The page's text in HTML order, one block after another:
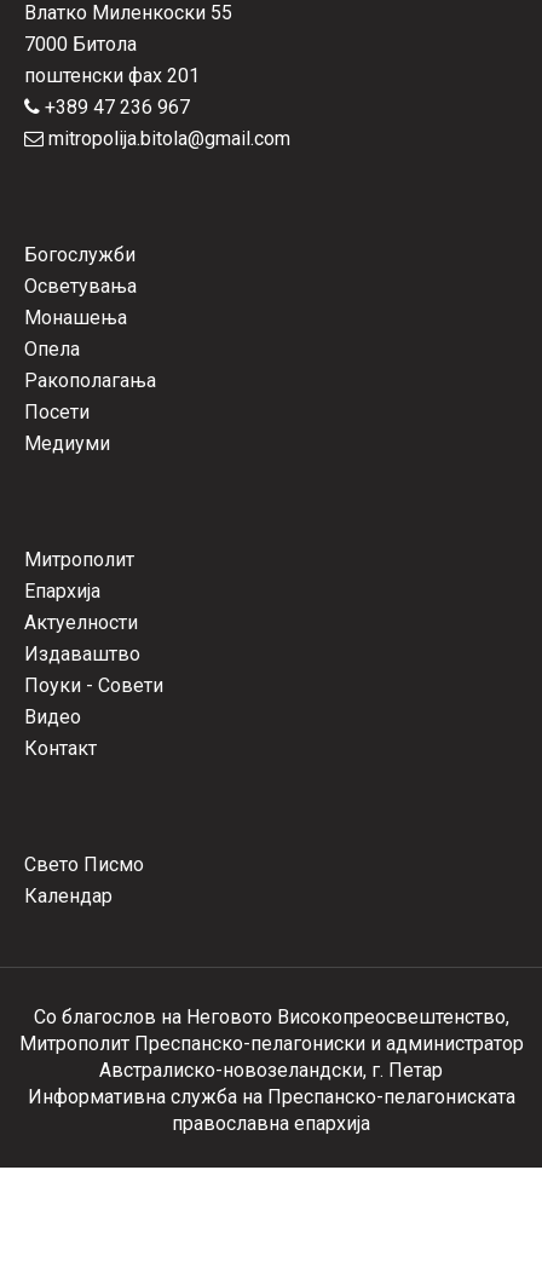
Влатко Миленкоски 55
7000 Битола
поштенски фах 201
+389 47 236 967
mitropolija.bitola@gmail.com
Богослужби
Осветувања
Монашења
Опела
Ракополагања
Посети
Медиуми
Митрополит
Епархија
Актуелности
Издаваштво
Поуки - Совети
Видео
Контакт
Свето Писмо
Календар
Со благослов на Неговото Високопреосвештенство,
Митрополит Преспанско-пелагониски и администратор
Австралиско-новозеландски, г. Петар
Информативна служба на Преспанско-пелагониската
православна епархија